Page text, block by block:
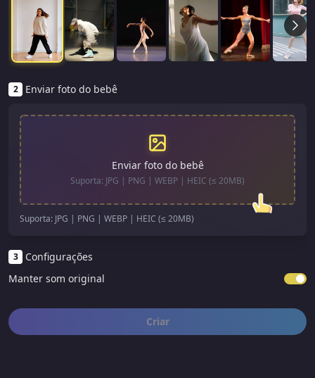
2 Enviar foto do bebê
Enviar foto do bebê
Suporta: JPG | PNG | WEBP | HEIC (≤ 20MB)
Suporta: JPG | PNG | WEBP | HEIC (≤ 20MB)
3
Configurações
Manter som original
Criar